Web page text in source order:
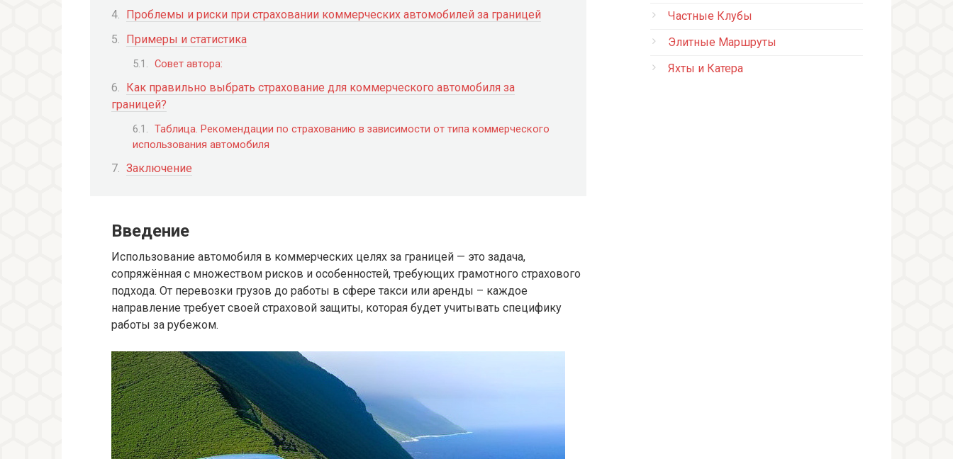
Проблемы и риски при страховании коммерческих автомобилей за границей
Примеры и статистика
Совет автора:
Как правильно выбрать страхование для коммерческого автомобиля за
границей?
Таблица. Рекомендации по страхованию в зависимости от типа коммерческого
использования автомобиля
Заключение
Введение
Использование автомобиля в коммерческих целях за границей — это задача,
сопряжённая с множеством рисков и особенностей, требующих грамотного страхового
подхода. От перевозки грузов до работы в сфере такси или аренды – каждое
направление требует своей страховой защиты, которая будет учитывать специфику
работы за рубежом.
Частные Клубы
Элитные Маршруты
Яхты и Катера